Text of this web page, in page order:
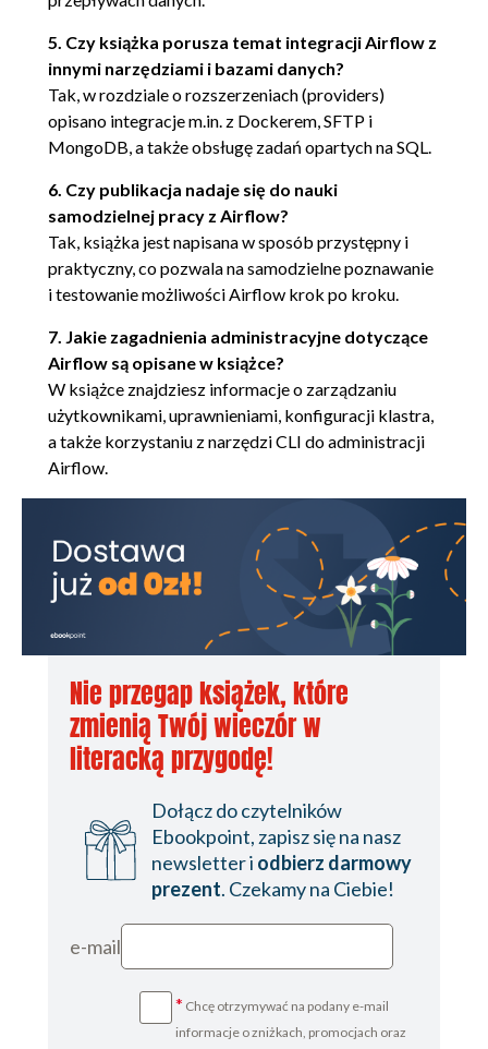
SQLCheckOperator/SQLValueCheckOperator
SQLIntervalCheckOperator/
BranchSQLOperator
Rozdział 6. Hooki i pozostałe operatory
Hooki
TriggerDagRunOperator
Rozdział 7. Dataset i backfill
Dataset jako harmonogram
Backfill
Rozdział 8. Bezpieczeństwo i administracja
fernet key
Rotacja kluczy
Użytkownicy i uprawnienia
Rozdział 9. Przykłady rozszerzeń (providers)
MongoDB
Rozdział 10. Symulacja środowiska HA
Pool i kolejka
Rozdział 11. Airflow CLI
airflow db
airflow dags
airflow tasks
airflow users
5. Czy książka porusza temat integracji Airflow z
innymi narzędziami i bazami danych?
Tak, w rozdziale o rozszerzeniach (providers)
opisano integracje m.in. z Dockerem, SFTP i
MongoDB, a także obsługę zadań opartych na SQL.
6. Czy publikacja nadaje się do nauki
samodzielnej pracy z Airflow?
Tak, książka jest napisana w sposób przystępny i
praktyczny, co pozwala na samodzielne poznawanie
i testowanie możliwości Airflow krok po kroku.
7. Jakie zagadnienia administracyjne dotyczące
Airflow są opisane w książce?
W książce znajdziesz informacje o zarządzaniu
użytkownikami, uprawnieniami, konfiguracji klastra,
a także korzystaniu z narzędzi CLI do administracji
Airflow.
Nie przegap książek, które
zmienią Twój wieczór w
literacką przygodę!
Dołącz do czytelników
Ebookpoint, zapisz się na nasz
newsletter i odbierz darmowy
prezent. Czekamy na Ciebie!
e-mail
* Chcę otrzymywać na podany e-mail
informacje o zniżkach, promocjach oraz